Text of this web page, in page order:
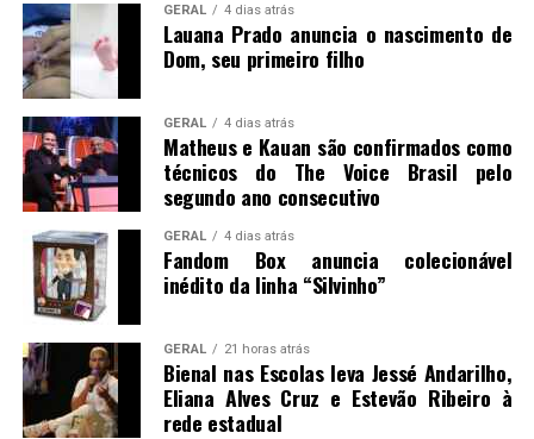
GERAL 4 dias atrás
Lauana Prado anuncia o nascimento de
Dom, seu primeiro filho
GERAL 4 dias atrás
Matheus e Kauan são confirmados como
técnicos do The Voice Brasil pelo
segundo ano consecutivo
GERAL 4 dias atrás
Fandom Box anuncia colecionável
inédito da linha “Silvinho”
GERAL 21 horas atrás
Bienal nas Escolas leva Jessé Andarilho,
Eliana Alves Cruz e Estevão Ribeiro à
rede estadual